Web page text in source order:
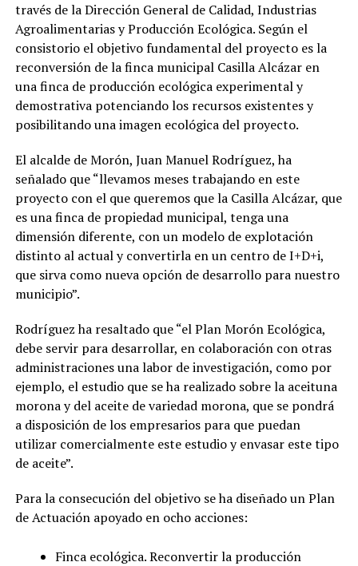
través de la Dirección General de Calidad, Industrias
Agroalimentarias y Producción Ecológica. Según el
consistorio el objetivo fundamental del proyecto es la
reconversión de la finca municipal Casilla Alcázar en
una finca de producción ecológica experimental y
demostrativa potenciando los recursos existentes y
posibilitando una imagen ecológica del proyecto.
El alcalde de Morón, Juan Manuel Rodríguez, ha
señalado que “llevamos meses trabajando en este
proyecto con el que queremos que la Casilla Alcázar, que
es una finca de propiedad municipal, tenga una
dimensión diferente, con un modelo de explotación
distinto al actual y convertirla en un centro de I+D+i,
que sirva como nueva opción de desarrollo para nuestro
municipio”.
Rodríguez ha resaltado que “el Plan Morón Ecológica,
debe servir para desarrollar, en colaboración con otras
administraciones una labor de investigación, como por
ejemplo, el estudio que se ha realizado sobre la aceituna
morona y del aceite de variedad morona, que se pondrá
a disposición de los empresarios para que puedan
utilizar comercialmente este estudio y envasar este tipo
de aceite”.
Para la consecución del objetivo se ha diseñado un Plan
de Actuación apoyado en ocho acciones:
Finca ecológica. Reconvertir la producción